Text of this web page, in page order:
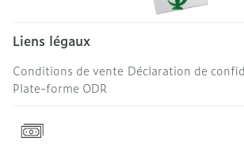
Liens légaux
Conditions de vente Déclaration de
Plate-forme ODR